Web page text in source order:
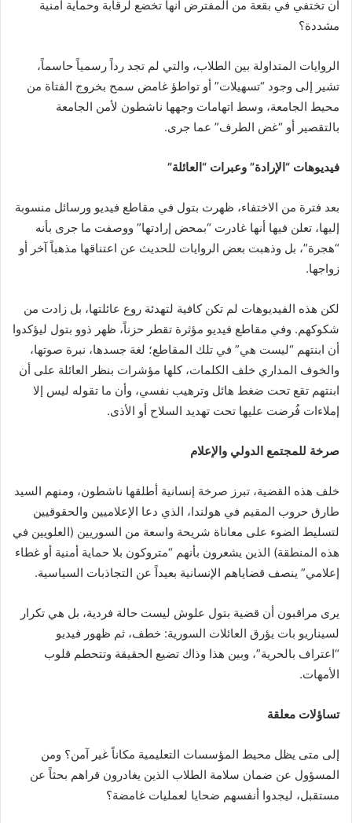
أن تختفي في بقعة من المفترض أنها تخضع لرقابة وحماية أمنية
مشددة؟
الروايات المتداولة بين الطلاب، والتي لم تجد رداً رسمياً حاسماً،
تشير إلى وجود “تسهيلات” أو تواطؤ غامض سمح بخروج الفتاة من
محيط الجامعة، وسط اتهامات وجهها ناشطون لأمن الجامعة
بالتقصير أو “غض الطرف” عما جرى.
فيديوهات “الإرادة” وعبرات “العائلة”
بعد فترة من الاختفاء، ظهرت بتول في مقاطع فيديو ورسائل منسوبة
إليها، تعلن فيها أنها غادرت “بمحض إرادتها” ووصفت ما جرى بأنه
“هجرة”، بل وذهبت بعض الروايات للحديث عن اعتناقها مذهباً آخر أو
زواجها.
لكن هذه الفيديوهات لم تكن كافية لتهدئة روع عائلتها، بل زادت من
شكوكهم. وفي مقاطع فيديو مؤثرة تقطر حزناً، ظهر ذوو بتول ليؤكدوا
أن ابنتهم “ليست هي” في تلك المقاطع؛ لغة جسدها، نبرة صوتها،
والخوف المداري خلف الكلمات، كلها مؤشرات بنظر العائلة على أن
ابنتهم تقع تحت ضغط هائل وترهيب نفسي، وأن ما تقوله ليس إلا
إملاءات فُرضت عليها تحت تهديد السلاح أو الأذى.
صرخة للمجتمع الدولي والإعلام
خلف هذه القضية، تبرز صرخة إنسانية أطلقها ناشطون، ومنهم السيد
طارق حروب المقيم في هولندا، الذي دعا الإعلاميين والحقوقيين
لتسليط الضوء على معاناة شريحة واسعة من السوريين (العلويين في
هذه المنطقة) الذين يشعرون بأنهم “متروكون بلا حماية أمنية أو غطاء
إعلامي” ينصف قضاياهم الإنسانية بعيداً عن التجاذبات السياسية.
يرى مراقبون أن قضية بتول علوش ليست حالة فردية، بل هي تكرار
لسيناريو بات يؤرق العائلات السورية: خطف، ثم ظهور فيديو
“اعتراف بالحرية”، وبين هذا وذاك تضيع الحقيقة وتتحطم قلوب
الأمهات.
تساؤلات معلقة
إلى متى يظل محيط المؤسسات التعليمية مكاناً غير آمن؟ ومن
المسؤول عن ضمان سلامة الطلاب الذين يغادرون قراهم بحثاً عن
مستقبل، ليجدوا أنفسهم ضحايا لعمليات غامضة؟